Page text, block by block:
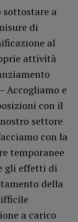
sottostare a
di
al
attività
Accogliamo e
con il
settore
con la
temporanee
gli effetti di
della
a carico